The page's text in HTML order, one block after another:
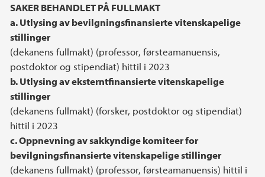
SAKER BEHANDLET PÅ FULLMAKT
a. Utlysing av bevilgningsfinansierte vitenskapelige
stillinger
(dekanens fullmakt) (professor, førsteamanuensis,
postdoktor og stipendiat) hittil i 2023
b. Utlysing av eksterntfinansierte vitenskapelige
stillinger
(dekanens fullmakt) (forsker, postdoktor og stipendiat)
hittil i 2023
c. Oppnevning av sakkyndige komiteer for
bevilgningsfinansierte vitenskapelige stillinger
(dekanens fullmakt) (professor, førsteamanuensis) hittil i